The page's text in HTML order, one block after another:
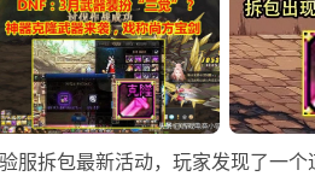
服拆包最新活动，玩家发现了一